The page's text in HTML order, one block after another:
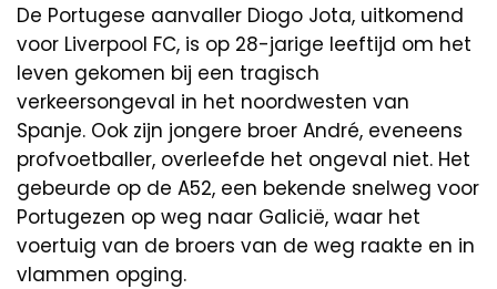
De Portugese aanvaller Diogo Jota, uitkomend
voor Liverpool FC, is op 28-jarige leeftijd om het
leven gekomen bij een tragisch
verkeersongeval in het noordwesten van
Spanje. Ook zijn jongere broer André, eveneens
profvoetballer, overleefde het ongeval niet. Het
gebeurde op de A52, een bekende snelweg voor
Portugezen op weg naar Galicië, waar het
voertuig van de broers van de weg raakte en in
vlammen opging.